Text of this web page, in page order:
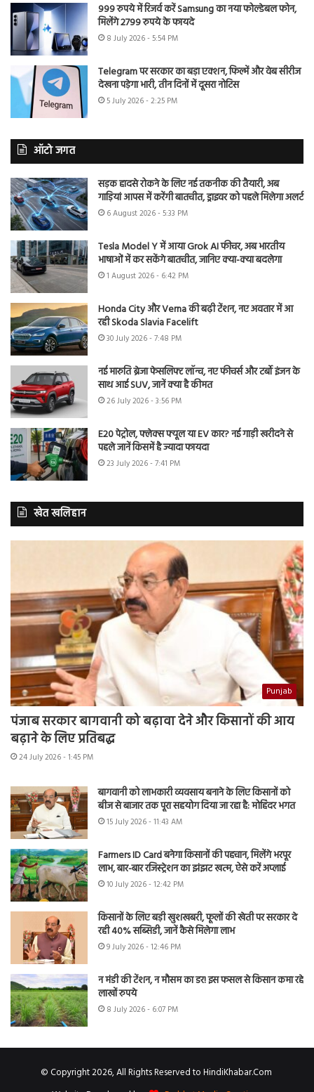
999 रुपये में रिजर्व करें Samsung का नया फोल्डेबल फोन,
मिलेंगे 2799 रुपये के फायदे
8 July 2026 - 5:54 PM
Telegram पर सरकार का बड़ा एक्शन, फिल्में और वेब सीरीज
देखना पड़ेगा भारी, तीन दिनों में दूसरा नोटिस
5 July 2026 - 2:25 PM
ऑटो जगत
सड़क हादसे रोकने के लिए नई तकनीक की तैयारी, अब
गाड़ियां आपस में करेंगी बातचीत, ड्राइवर को पहले मिलेगा अलर्ट
6 August 2026 - 5:33 PM
Tesla Model Y में आया Grok AI फीचर, अब भारतीय
भाषाओं में कर सकेंगे बातचीत, जानिए क्या-क्या बदलेगा
1 August 2026 - 6:42 PM
Honda City और Verna की बढ़ी टेंशन, नए अवतार में आ
रही Skoda Slavia Facelift
30 July 2026 - 7:48 PM
नई मारुति ब्रेजा फेसलिफ्ट लॉन्च, नए फीचर्स और टर्बो इंजन के
साथ आई SUV, जानें क्या है कीमत
26 July 2026 - 3:56 PM
E20 पेट्रोल, फ्लेक्स फ्यूल या EV कार? नई गाड़ी खरीदने से
पहले जानें किसमें है ज्यादा फायदा
23 July 2026 - 7:41 PM
खेत खलिहान
Punjab
पंजाब सरकार बागवानी को बढ़ावा देने और किसानों की आय
बढ़ाने के लिए प्रतिबद्ध
24 July 2026 - 1:45 PM
बागवानी को लाभकारी व्यवसाय बनाने के लिए किसानों को
बीज से बाजार तक पूरा सहयोग दिया जा रहा है: मोहिंदर भगत
15 July 2026 - 11:43 AM
Farmers ID Card बनेगा किसानों की पहचान, मिलेंगे भरपूर
लाभ, बार-बार रजिस्ट्रेशन का झंझट खत्म, ऐसे करें अप्लाई
10 July 2026 - 12:42 PM
किसानों के लिए बड़ी खुशखबरी, फूलों की खेती पर सरकार दे
रही 40% सब्सिडी, जानें कैसे मिलेगा लाभ
9 July 2026 - 12:46 PM
न मंडी की टेंशन, न मौसम का डर! इस फसल से किसान कमा रहे
लाखों रुपये
8 July 2026 - 6:07 PM
© Copyright 2026, All Rights Reserved to HindiKhabar.Com